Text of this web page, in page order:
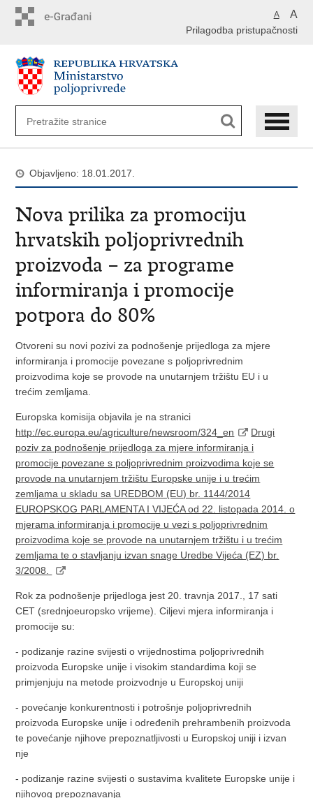
A A
Prilagodba pristupačnosti
Objavljeno: 18.01.2017.
Nova prilika za promociju
hrvatskih poljoprivrednih
proizvoda – za programe
informiranja i promocije
potpora do 80%
Otvoreni su novi pozivi za podnošenje prijedloga za mjere
informiranja i promocije povezane s poljoprivrednim
proizvodima koje se provode na unutarnjem tržištu EU i u
trećim zemljama.
Europska komisija objavila je na stranici
http://ec.europa.eu/agriculture/newsroom/324_en
Drugi
poziv za podnošenje prijedloga za mjere informiranja i
promocije povezane s poljoprivrednim proizvodima koje se
provode na unutarnjem tržištu Europske unije i u trećim
zemljama u skladu sa UREDBOM (EU) br. 1144/2014
EUROPSKOG PARLAMENTA I VIJEĆA od 22. listopada 2014. o
mjerama informiranja i promocije u vezi s poljoprivrednim
proizvodima koje se provode na unutarnjem tržištu i u trećim
zemljama te o stavljanju izvan snage Uredbe Vijeća (EZ) br.
3/2008.
Rok za podnošenje prijedloga jest 20. travnja 2017., 17 sati
CET (srednjoeuropsko vrijeme). Ciljevi mjera informiranja i
promocije su:
- podizanje razine svijesti o vrijednostima poljoprivrednih
proizvoda Europske unije i visokim standardima koji se
primjenjuju na metode proizvodnje u Europskoj uniji
- povećanje konkurentnosti i potrošnje poljoprivrednih
proizvoda Europske unije i određenih prehrambenih proizvoda
te povećanje njihove prepoznatljivosti u Europskoj uniji i izvan
nje
- podizanje razine svijesti o sustavima kvalitete Europske unije i
njihovog prepoznavanja